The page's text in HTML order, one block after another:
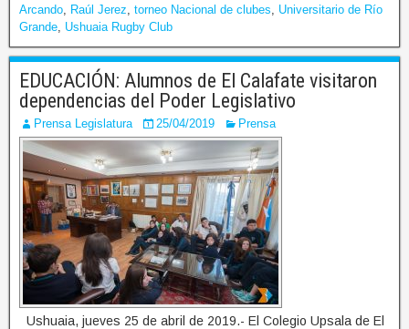
Arcando
Raúl Jerez torneo Nacional de clubes
Universitario de Río
Grande Ushuaia Rugby Club
EDUCACIÓN: Alumnos de El Calafate visitaron
dependencias del Poder Legislativo
Prensa Legislatura 25/04/2019 Prensa
Ushuaia, jueves 25 de abril de 2019.- El Colegio Upsala de El